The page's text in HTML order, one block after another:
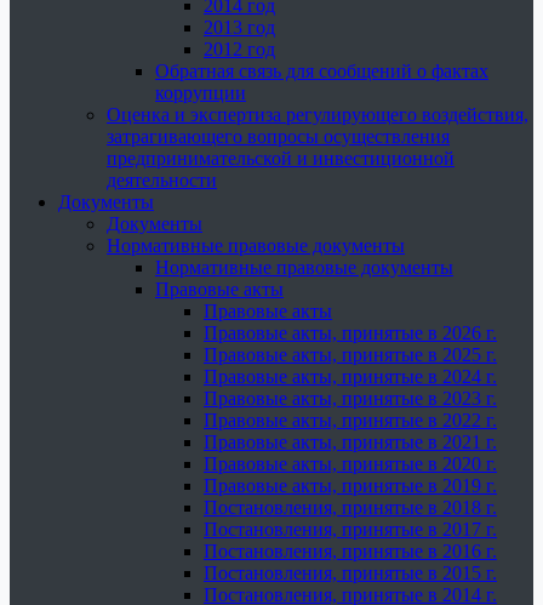
2014 год
2013 год
2012 год
Обратная связь для сообщений о фактах
коррупции
Оценка и экспертиза регулирующего воздействия,
затрагивающего вопросы осуществления
предпринимательской и инвестиционной
деятельности
Документы
Документы
Нормативные правовые документы
Нормативные правовые документы
Правовые акты
Правовые акты
Правовые акты, принятые в 2026 г.
Правовые акты, принятые в 2025 г.
Правовые акты, принятые в 2024 г.
Правовые акты, принятые в 2023 г.
Правовые акты, принятые в 2022 г.
Правовые акты, принятые в 2021 г.
Правовые акты, принятые в 2020 г.
Правовые акты, принятые в 2019 г.
Постановления, принятые в 2018 г.
Постановления, принятые в 2017 г.
Постановления, принятые в 2016 г.
Постановления, принятые в 2015 г.
Постановления, принятые в 2014 г.